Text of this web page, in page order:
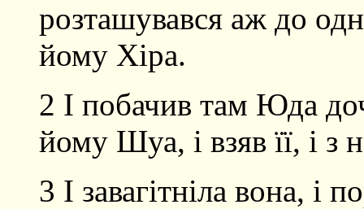
розташувався аж до
йому Хіра.
2 І побачив там Юда
йому Шуа, і взяв її, і з
3 І завагітніла вона, і